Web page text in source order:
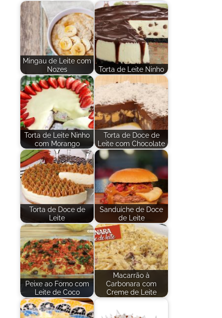
Mingau de Leite com
Nozes
Torta de Leite Ninho
Torta de Leite Ninho
com Morango
Torta de Doce de
Leite com Chocolate
Torta de Doce de
Leite
Sanduíche de Doce
de Leite
Peixe ao Forno com
Leite de Coco
Macarrão à
Carbonara com
Creme de Leite